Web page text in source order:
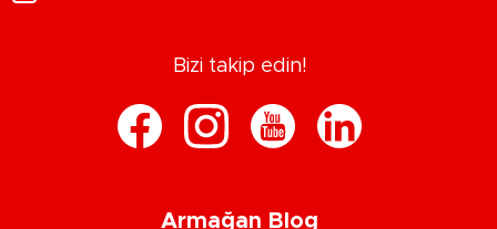
Bizi takip edin!
Armağan Blog